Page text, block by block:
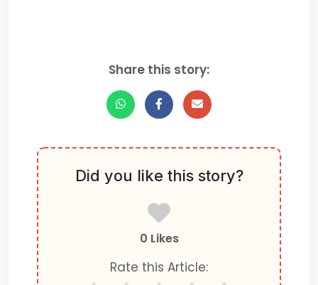
Share this story:
Did you like this story?
0 Likes
Rate this Article: